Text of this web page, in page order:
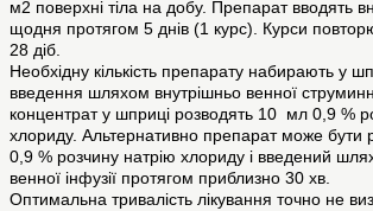
м2 поверхні тіла на добу. Препарат вводять
щодня протягом 5 днів (1 курс). Курси
28 діб.
Необхідну кількість препарату набирають у
введення шляхом внутрішньо венної
концентрат у шприці розводять 10 мл 0,9 %
хлориду. Альтернативно препарат може
0,9 % розчину натрію хлориду і введений
венної інфузії протягом приблизно 30 хв.
Оптимальна тривалість лікування точно не